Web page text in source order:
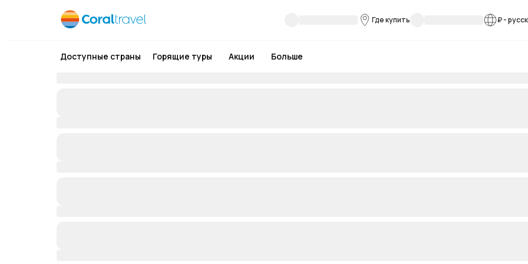
Где купить ₽-
Доступные страны Горящие туры Акции Больше